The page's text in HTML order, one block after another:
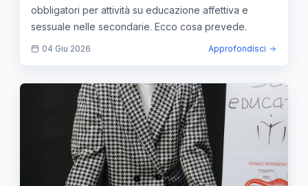
obbligatori per attività su educazione affettiva e
sessuale nelle secondarie. Ecco cosa prevede.
04 Giu 2026 Approfondisci